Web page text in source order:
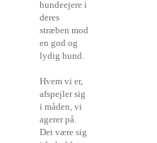
hundeejere i
deres
stræben mod
en god og
lydig hund.
Hvem vi er,
afspejler sig
i måden, vi
agerer på.
Det være sig